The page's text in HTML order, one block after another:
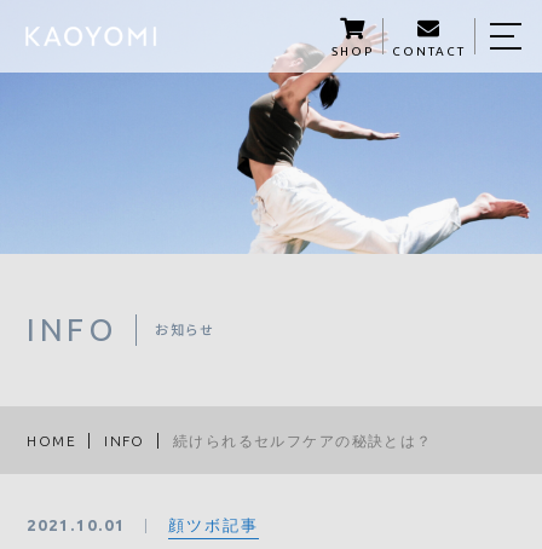
SHOP CONTACT
INFO お知らせ
HOME INFO 続けられるセルフケアの秘訣とは？
2021.10.01 顔ツボ記事
HOME
KAOYOMIについて
商品紹介
KAOYOMI STORY